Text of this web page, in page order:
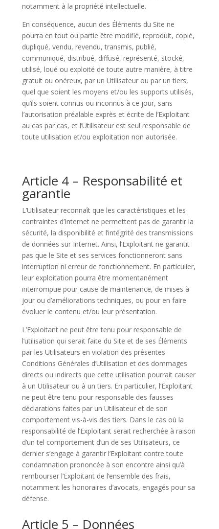
notamment à la propriété intellectuelle.
En conséquence, aucun des Éléments du Site ne
pourra en tout ou partie être modifié, reproduit, copié,
dupliqué, vendu, revendu, transmis, publié,
communiqué, distribué, diffusé, représenté, stocké,
utilisé, loué ou exploité de toute autre manière, à titre
gratuit ou onéreux, par un Utilisateur ou par un tiers,
quel que soient les moyens et/ou les supports utilisés,
qu’ils soient connus ou inconnus à ce jour, sans
l’autorisation préalable exprès et écrite de l’Exploitant
au cas par cas, et l’Utilisateur est seul responsable de
toute utilisation et/ou exploitation non autorisée.
Article 4 – Responsabilité et
garantie
L’Utilisateur reconnaît que les caractéristiques et les
contraintes d’Internet ne permettent pas de garantir la
sécurité, la disponibilité et l’intégrité des transmissions
de données sur Internet. Ainsi, l’Exploitant ne garantit
pas que le Site et ses services fonctionneront sans
interruption ni erreur de fonctionnement. En particulier,
leur exploitation pourra être momentanément
interrompue pour cause de maintenance, de mises à
jour ou d’améliorations techniques, ou pour en faire
évoluer le contenu et/ou leur présentation.
L’Exploitant ne peut être tenu pour responsable de
l’utilisation qui serait faite du Site et de ses Éléments
par les Utilisateurs en violation des présentes
Conditions Générales d’Utilisation et des dommages
directs ou indirects que cette utilisation pourrait causer
à un Utilisateur ou à un tiers. En particulier, l’Exploitant
ne peut être tenu pour responsable des fausses
déclarations faites par un Utilisateur et de son
comportement vis-à-vis des tiers. Dans le cas où la
responsabilité de l’Exploitant serait recherchée à raison
d’un tel comportement d’un de ses Utilisateurs, ce
dernier s’engage à garantir l’Exploitant contre toute
condamnation prononcée à son encontre ainsi qu’à
rembourser l’Exploitant de l’ensemble des frais,
notamment les honoraires d’avocats, engagés pour sa
défense.
Article 5 – Données